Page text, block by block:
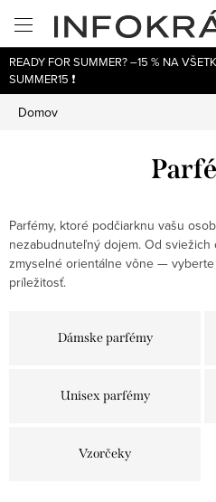
obsah
READY FOR SUMMER? –15 % NA
SUMMER15 ❗
Domov
Parfémy, ktoré podčiarknu vašu
nezabudnuteľný dojem. Od
zmyselné orientálne vône —
príležitosť.
Dámske parfémy
Unisex parfémy
Vzorčeky